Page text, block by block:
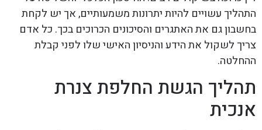
התהליך עשויים להיות יתרונות משמעותיים, אך יש לקחת
בחשבון גם את האתגרים והסיכונים הכרוכים בכך. כל אדם
צריך לשקול את הידע והניסיון האישי שלו לפני קבלת
ההחלטה.
תהליך הגשת החלפת צנרת
אנכית